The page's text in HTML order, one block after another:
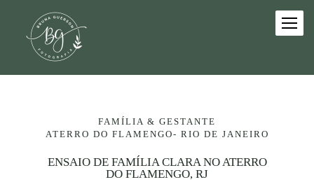
FAMÍLIA & GESTANTE
ATERRO DO FLAMENGO- RIO DE JANEIRO
ENSAIO DE FAMÍLIA CLARA NO ATERRO
DO FLAMENGO, RJ